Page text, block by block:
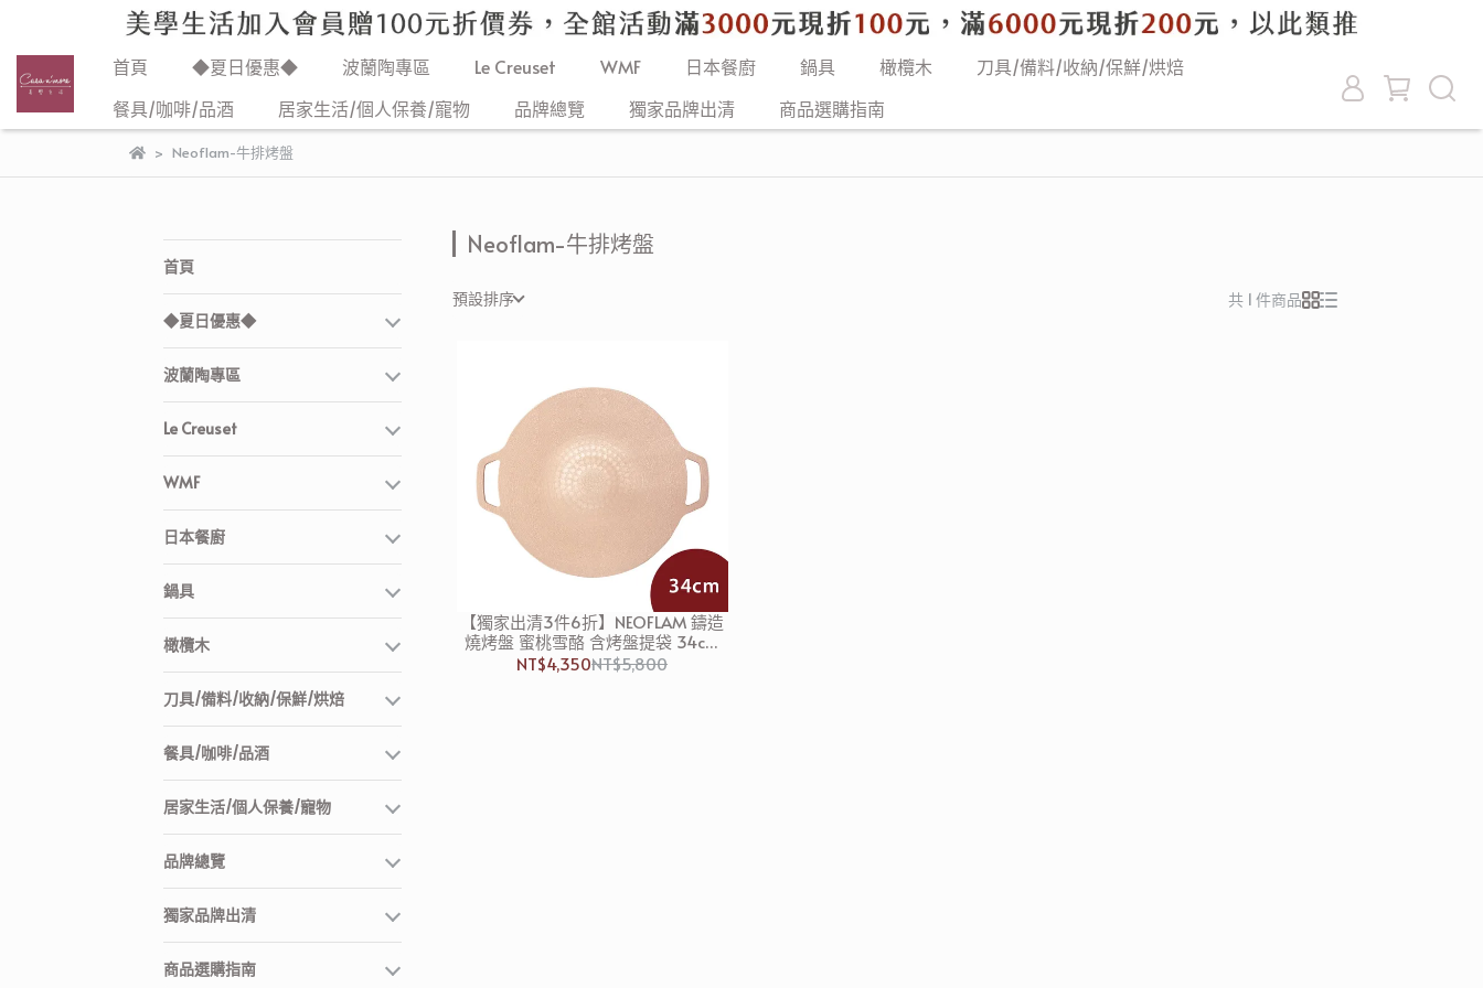
首頁 ◆夏日優惠◆ 波蘭陶專區 Le Creuset WMF 日本餐廚 鍋具 橄欖木
刀具/備料/收納/保鮮/烘焙
餐具/咖啡/品酒
居家生活/個人保養/寵物 品牌總覽 獨家品牌出清 商品選購指南
Neoflam-牛排烤盤
首頁
◆夏日優惠◆
波蘭陶專區
Le Creuset
WMF
日本餐廚
鍋具
橄欖木
刀具/備料/收納/保鮮/烘焙
餐具/咖啡/品酒
居家生活/個人保養/寵物
品牌總覽
獨家品牌出清
商品選購指南
Neoflam-牛排烤盤
預設排序 共 1 件商品
【獨家出清3件6折】NEOFLAM 鑄造
燒烤盤 蜜桃雪酪 含烤盤提袋 34cm
IH爐可用
NT$4,350NT$5,800